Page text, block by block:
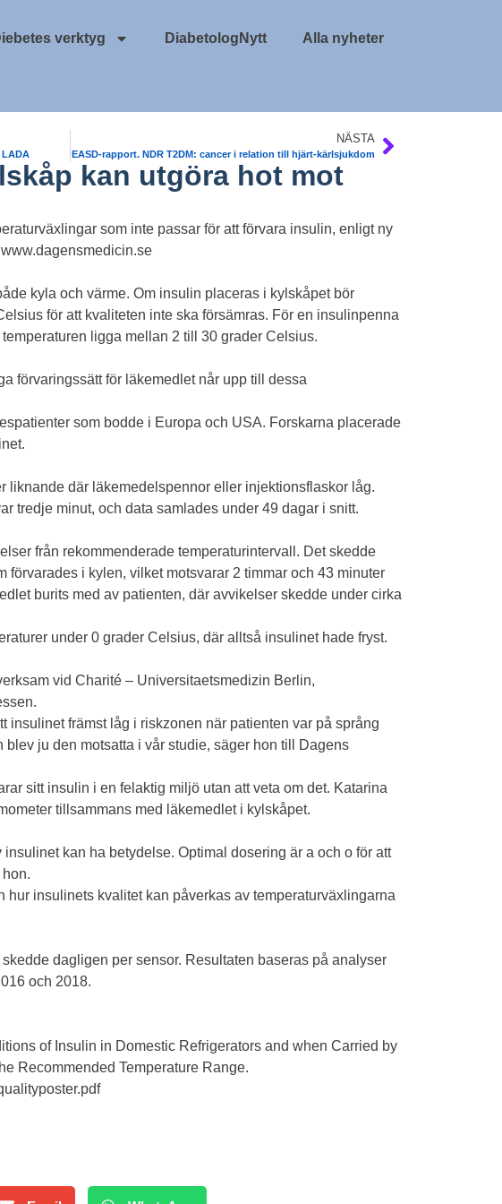
verktyg DiabetologNytt Alla nyheter
NÄSTA
EASD-rapport. NDR T2DM: cancer i relation till hjärt-kärlsjukdom
kan utgöra hot mot
som inte passar för att förvara insulin, enligt ny
www.dagensmedicin.se
kyla och värme. Om insulin placeras i kylskåpet bör
för att kvaliteten inte ska försämras. För en insulinpenna
ligga mellan 2 till 30 grader Celsius.
förvaringssätt för läkemedlet når upp till dessa
som bodde i Europa och USA. Forskarna placerade
liknande där läkemedelspennor eller injektionsflaskor låg.
tredje minut, och data samlades under 49 dagar i snitt.
från rekommenderade temperaturintervall. Det skedde
förvarades i kylen, vilket motsvarar 2 timmar och 43 minuter
burits med av patienten, där avvikelser skedde under cirka
under 0 grader Celsius, där alltså insulinet hade fryst.
vid Charité – Universitaetsmedizin Berlin,
insulinet främst låg i riskzonen när patienten var på språng
ju den motsatta i vår studie, säger hon till Dagens
sitt insulin i en felaktig miljö utan att veta om det. Katarina
tillsammans med läkemedlet i kylskåpet.
kan ha betydelse. Optimal dosering är a och o för att
hur insulinets kvalitet kan påverkas av temperaturväxlingarna
dagligen per sensor. Resultaten baseras på analyser
och 2018.
of Insulin in Domestic Refrigerators and when Carried by
Recommended Temperature Range.